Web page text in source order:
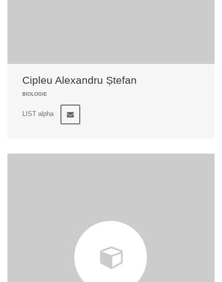
Cipleu Alexandru Ștefan
BIOLOGIE
LIST alpha